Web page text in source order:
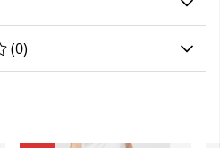
0 AV 5 ANTAL BETYG 0
(0)